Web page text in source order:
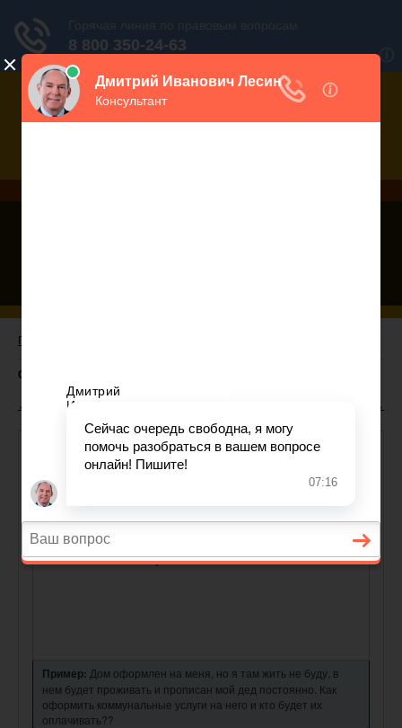
Главная
Статья 37 ЛК РФ. Утратила силу с 1 апреля 2010 г.
← Статья 36 ЛК РФ Статья 38 ЛК РФ →
Задайте вопрос дежурному
консультацию в течение 5 минут.
Пример: Дом оформлен на меня, но я там жить не буду, в
нем будет проживать и прописан мой дед постоянно. Как
оформить коммунальные услуги на него и кто будет их
оплачивать??